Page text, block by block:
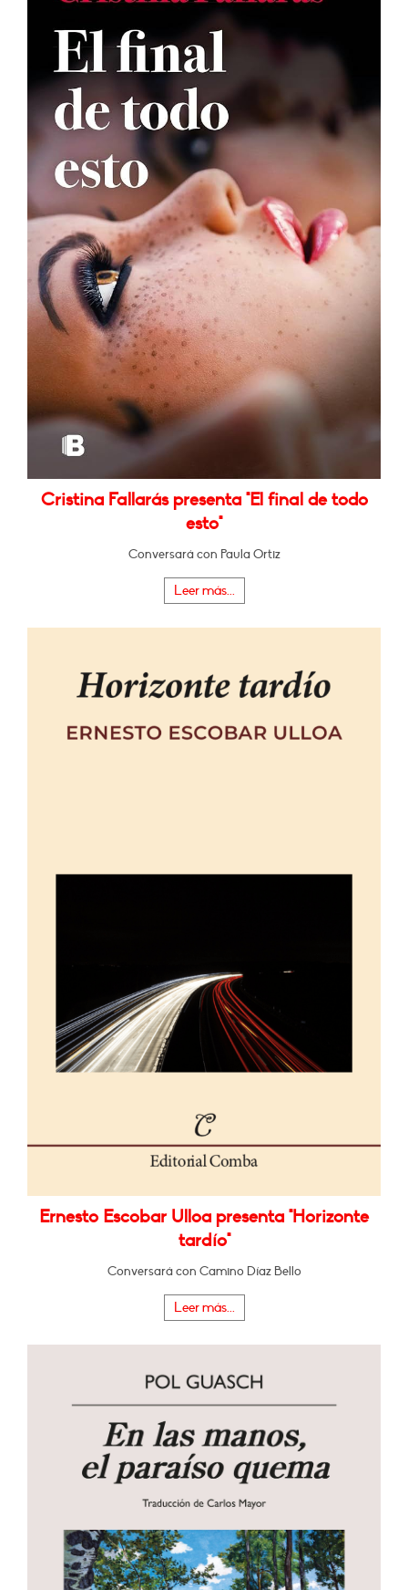
Cristina Fallarás presenta "El final de todo
esto"
Conversará con Paula Ortiz
Leer más...
Ernesto Escobar Ulloa presenta "Horizonte
tardío"
Conversará con Camino Díaz Bello
Leer más...